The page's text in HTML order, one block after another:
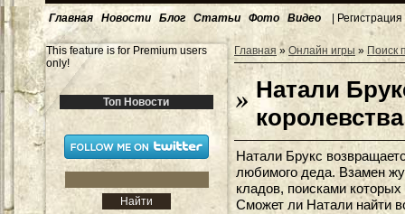
Главная Новости Блог Статьи Фото Видео | Регистрация
This feature is for Premium users
only!
Топ Новости
Главная » Онлайн игры » Поиск
Натали
королевства
Натали Брукс
любимого деда. Взамен
кладов, поисками
Сможет ли Натали найти